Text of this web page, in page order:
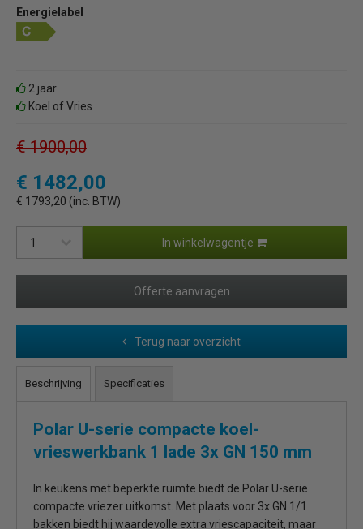
Energielabel
2 jaar
Koel of Vries
€ 1900,00
€ 1482,00
€ 1793,20 (inc. BTW)
In winkelwagentje
Offerte aanvragen
Terug naar overzicht
Beschrijving Specificaties
Polar U-serie compacte koel-
vrieswerkbank 1 lade 3x GN 150 mm
In keukens met beperkte ruimte biedt de Polar U-serie
compacte vriezer uitkomst. Met plaats voor 3x GN 1/1
bakken biedt hij waardevolle extra vriescapaciteit, maar